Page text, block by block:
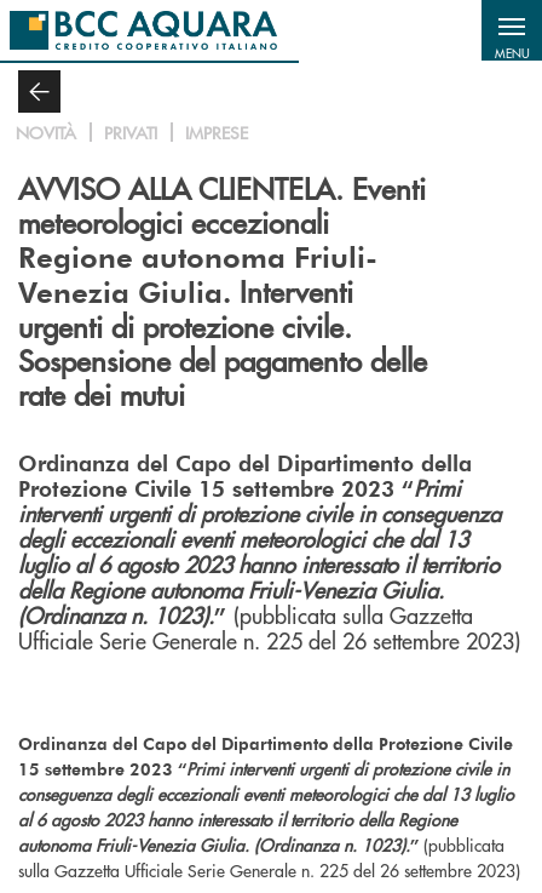
Salta al contenuto principale
MENU
NOVITÀ PRIVATI IMPRESE
AVVISO ALLA CLIENTELA. Eventi
meteorologici eccezionali
Regione autonoma Friuli-
Venezia Giulia. Interventi
urgenti di protezione civile.
Sospensione del pagamento delle
rate dei mutui
Ordinanza del Capo del Dipartimento della
Protezione Civile 15 settembre 2023 “Primi
interventi urgenti di protezione civile in conseguenza
degli eccezionali eventi meteorologici che dal 13
luglio al 6 agosto 2023 hanno interessato il territorio
della Regione autonoma Friuli-Venezia Giulia.
(Ordinanza n. 1023).” (pubblicata sulla Gazzetta
Ufficiale Serie Generale n. 225 del 26 settembre 2023)
Ordinanza del Capo del Dipartimento della Protezione Civile
15 settembre 2023 “Primi interventi urgenti di protezione civile in
conseguenza degli eccezionali eventi meteorologici che dal 13 luglio
al 6 agosto 2023 hanno interessato il territorio della Regione
autonoma Friuli-Venezia Giulia. (Ordinanza n. 1023).” (pubblicata
sulla Gazzetta Ufficiale Serie Generale n. 225 del 26 settembre 2023)